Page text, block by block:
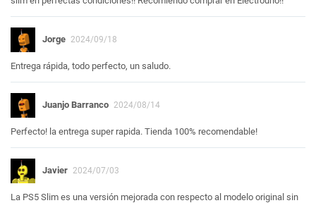
Jorge 2024/09/18
Entrega rápida, todo perfecto, un saludo.
Juanjo Barranco 2024/08/14
Perfecto! la entrega super rapida. Tienda 100% recomendable!
Javier 2024/07/03
La PS5 Slim es una versión mejorada con respecto al modelo original sin